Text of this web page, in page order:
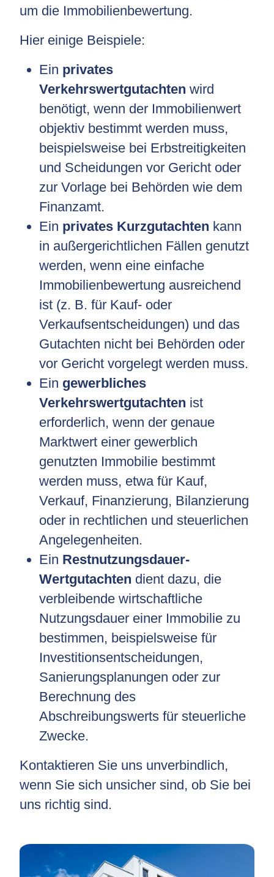
um die Immobilienbewertung.
Hier einige Beispiele:
Ein privates
Verkehrswertgutachten wird
benötigt, wenn der Immobilienwert
objektiv bestimmt werden muss,
beispielsweise bei Erbstreitigkeiten
und Scheidungen vor Gericht oder
zur Vorlage bei Behörden wie dem
Finanzamt.
Ein privates Kurzgutachten kann
in außergerichtlichen Fällen genutzt
werden, wenn eine einfache
Immobilienbewertung ausreichend
ist (z. B. für Kauf- oder
Verkaufsentscheidungen) und das
Gutachten nicht bei Behörden oder
vor Gericht vorgelegt werden muss.
Ein gewerbliches
Verkehrswertgutachten ist
erforderlich, wenn der genaue
Marktwert einer gewerblich
genutzten Immobilie bestimmt
werden muss, etwa für Kauf,
Verkauf, Finanzierung, Bilanzierung
oder in rechtlichen und steuerlichen
Angelegenheiten.
Ein Restnutzungsdauer-
Wertgutachten dient dazu, die
verbleibende wirtschaftliche
Nutzungsdauer einer Immobilie zu
bestimmen, beispielsweise für
Investitionsentscheidungen,
Sanierungsplanungen oder zur
Berechnung des
Abschreibungswerts für steuerliche
Zwecke.
Kontaktieren Sie uns unverbindlich,
wenn Sie sich unsicher sind, ob Sie bei
uns richtig sind.